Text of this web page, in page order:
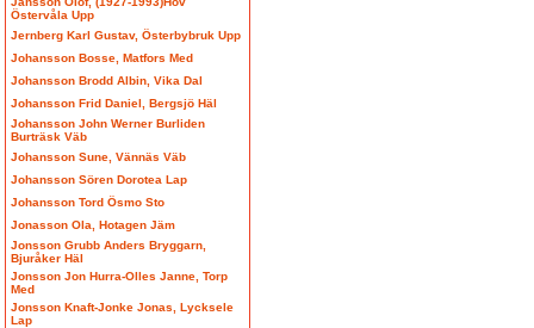
Östervåla Upp
Jernberg Karl Gustav, Österbybruk Upp
Johansson Bosse, Matfors Med
Johansson Brodd Albin, Vika Dal
Johansson Frid Daniel, Bergsjö Häl
Johansson John Werner Burliden
Burträsk Väb
Johansson Sune, Vännäs Väb
Johansson Sören Dorotea Lap
Johansson Tord Ösmo Sto
Jonasson Ola, Hotagen Jäm
Jonsson Grubb Anders Bryggarn,
Bjuråker Häl
Jonsson Jon Hurra-Olles Janne, Torp
Med
Jonsson Knaft-Jonke Jonas, Lycksele
Lap